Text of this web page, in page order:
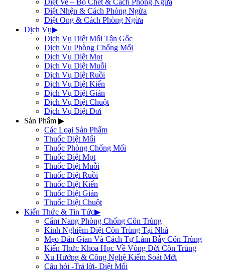
Diệt Ve – Bọ Chét & Cách Phòng Ngừa
Diệt Nhện & Cách Phòng Ngừa
Diệt Ong & Cách Phòng Ngừa
Dịch Vụ▶
Dịch Vụ Diệt Mối Tận Gốc
Dịch Vụ Phòng Chống Mối
Dịch Vụ Diệt Mọt
Dịch Vụ Diệt Muỗi
Dịch Vụ Diệt Ruồi
Dịch Vụ Diệt Kiến
Dịch Vụ Diệt Gián
Dịch Vụ Diệt Chuột
Dịch Vụ Diệt Dơi
Sản Phẩm ▶
Các Loại Sản Phẩm
Thuốc Diệt Mối
Thuốc Phòng Chống Mối
Thuốc Diệt Mọt
Thuốc Diệt Muỗi
Thuốc Diệt Ruồi
Thuốc Diệt Kiến
Thuốc Diệt Gián
Thuốc Diệt Chuột
Kiến Thức & Tin Tức▶
Cẩm Nang Phòng Chống Côn Trùng
Kinh Nghiệm Diệt Côn Trùng Tại Nhà
Mẹo Dân Gian Và Cách Tự Làm Bẫy Côn Trùng
Kiến Thức Khoa Học Về Vòng Đời Côn Trùng
Xu Hướng & Công Nghệ Kiểm Soát Mới
Câu hỏi -Trả lời- Diệt Mối